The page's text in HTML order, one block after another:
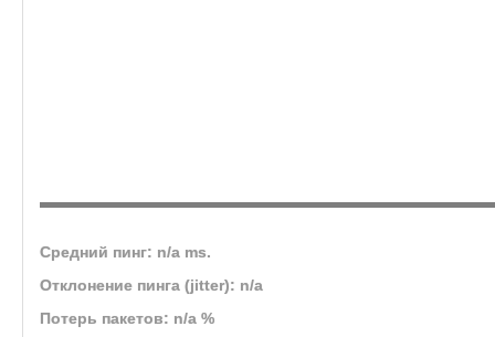
Средний пинг: n/a ms.
Отклонение пинга (jitter): n/a
Потерь пакетов: n/a %